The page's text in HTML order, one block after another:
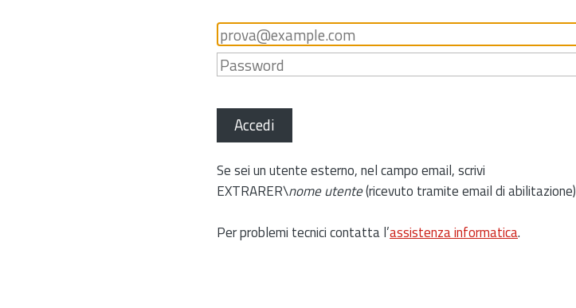
Accedi
Se sei un utente esterno, nel campo email, scrivi
EXTRARER\nome utente(ricevuto tramite email di abilitazione)
Per problemi tecnici contatta l’assistenza informatica.